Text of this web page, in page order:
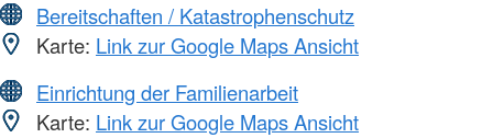
Bereitschaften / Katastrophenschutz
Karte: Link zur Google Maps Ansicht
Einrichtung der Familienarbeit
Karte: Link zur Google Maps Ansicht